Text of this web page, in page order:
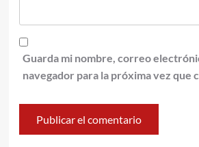
Guarda mi nombre, correo
navegador para la próxima vez que